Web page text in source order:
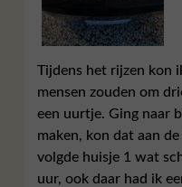
Tijdens het rijzen kon
mensen zouden om
een uurtje. Ging naar
maken, kon dat aan
volgde huisje 1 wat
uur, ook daar had ik